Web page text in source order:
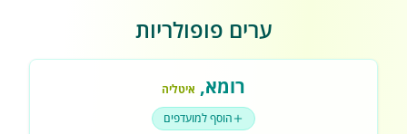
ערים פופולריות
רומא, איטליה
הוסף למועדפים